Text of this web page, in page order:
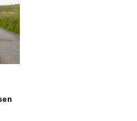
FÜR MÄNNER KAUFEN